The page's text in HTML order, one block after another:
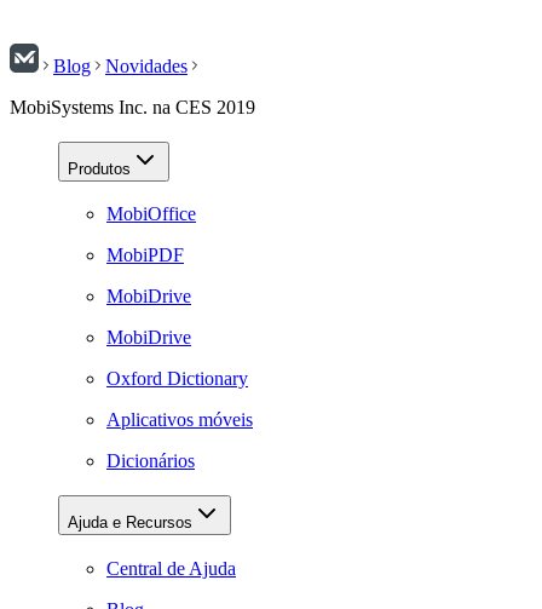
Blog
Novidades
MobiSystems Inc. na CES 2019
Produtos
MobiOffice
MobiPDF
MobiDrive
MobiDrive
Oxford Dictionary
Aplicativos móveis
Dicionários
Ajuda e Recursos
Central de Ajuda